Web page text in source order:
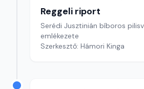
Reggeli riport
Serédi Jusztinián bíboros
emlékezete
Szerkesztő: Hámori Kinga